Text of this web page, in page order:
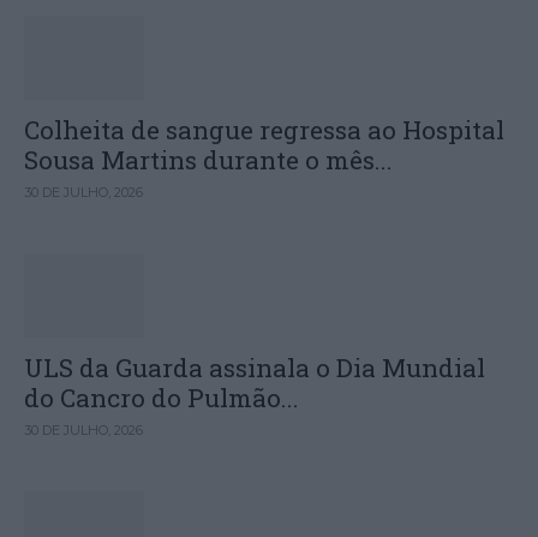
Colheita de sangue regressa ao Hospital
Sousa Martins durante o mês...
30 DE JULHO, 2026
ULS da Guarda assinala o Dia Mundial
do Cancro do Pulmão...
30 DE JULHO, 2026